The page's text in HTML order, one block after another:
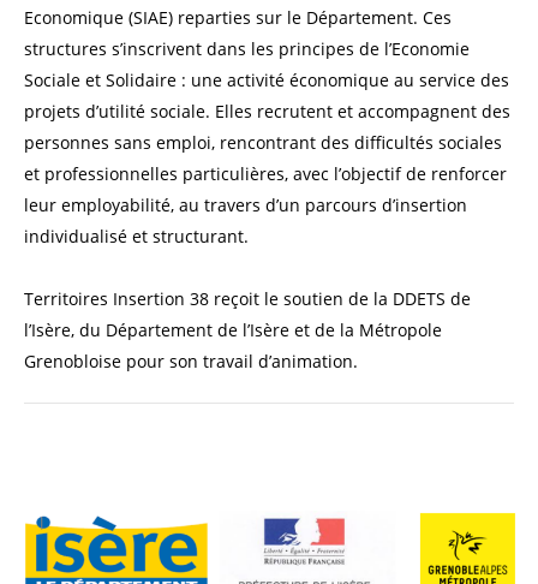
Economique (SIAE) reparties sur le Département. Ces
structures s’inscrivent dans les principes de l’Economie
Sociale et Solidaire : une activité économique au service des
projets d’utilité sociale. Elles recrutent et accompagnent des
personnes sans emploi, rencontrant des difficultés sociales
et professionnelles particulières, avec l’objectif de renforcer
leur employabilité, au travers d’un parcours d’insertion
individualisé et structurant.
Territoires Insertion 38 reçoit le soutien de la DDETS de
l’Isère, du Département de l’Isère et de la Métropole
Grenobloise pour son travail d’animation.